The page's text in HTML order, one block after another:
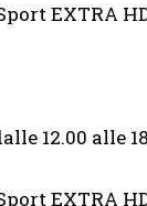
EXTRA
alle
EXTRA